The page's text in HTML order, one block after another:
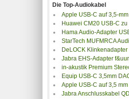
Die Top-Audiokabel
Apple USB-C auf 3,5-mm
Huawei CM20 USB-C zu 3,5-mm Earphone
Hama Audio-Adapter USB-C auf
StarTech MUFMRCA
DeLOCK Klinkenadapter 3,5 mm zu
Jabra EHS-Adapter f&uuml;r PRO 94XX/PRO 92X (3,5mm Klinke -
in-akustik Premium Stereo
Equip USB-C 3,5mm DAC
Apple USB-C auf 3,5 mm
Jabra Anschlusskabel QD auf 3,5